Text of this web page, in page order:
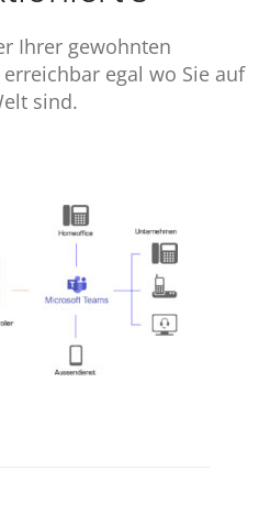
Ihrer gewohnten
egal wo Sie auf
sind.